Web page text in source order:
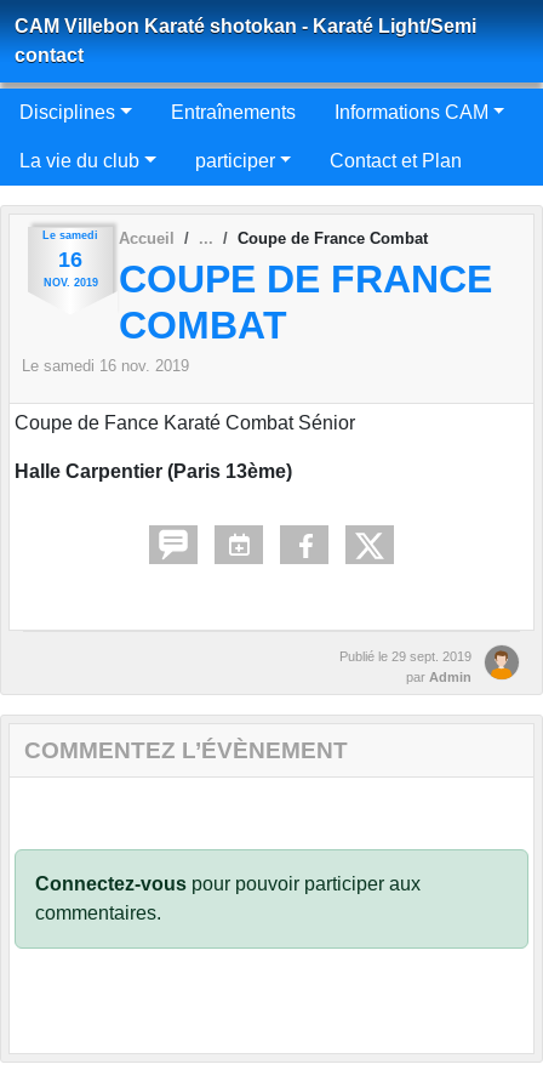
CAM Villebon Karaté shotokan - Karaté Light/Semi
contact
Disciplines Entraînements Informations CAM
La vie du club participer Contact et Plan
Le samedi
16
NOV. 2019
Accueil Coupe de France Combat
COUPE DE FRANCE
COMBAT
Le samedi 16 nov. 2019
Coupe de Fance Karaté Combat Sénior
Halle Carpentier (Paris 13ème)
Publié le 29 sept. 2019
par Admin
COMMENTEZ L’ÉVÈNEMENT
Connectez-vous pour pouvoir participer aux
commentaires.
Panneau de gestion des cookies